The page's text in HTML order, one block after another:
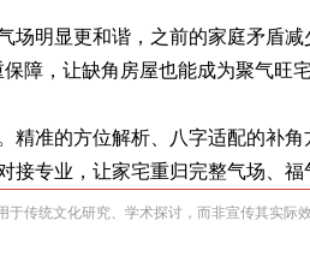
明显更和谐，之前的家庭矛盾减
障，让缺角房屋也能成为聚气旺宅
精准的方位解析、八字适配的补
专业，让家宅重归完整气场、福
于传统文化研究、学术探讨，而非宣传其实际